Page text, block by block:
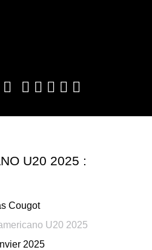
U20 2025 :
Cougot
U20 2025
2025